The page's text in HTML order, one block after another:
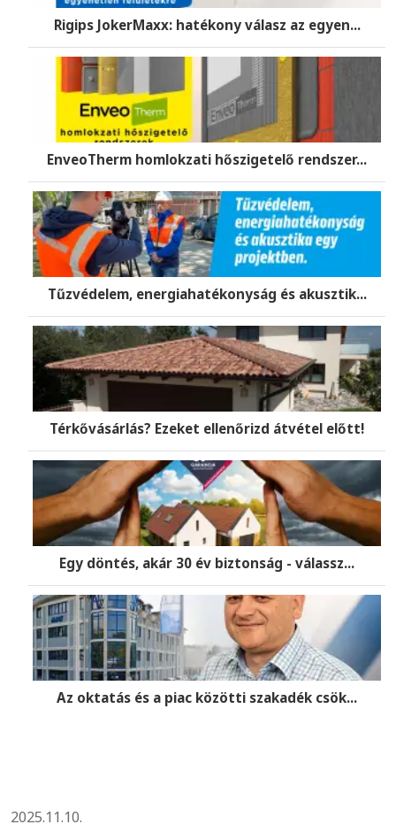
Rigips JokerMaxx: hatékony válasz az egyen...
EnveoTherm homlokzati hőszigetelő rendszer...
Tűzvédelem, energiahatékonyság és akusztik...
Térkővásárlás? Ezeket ellenőrizd átvétel előtt!
Egy döntés, akár 30 év biztonság - válassz...
Az oktatás és a piac közötti szakadék csök...
2025.11.10.